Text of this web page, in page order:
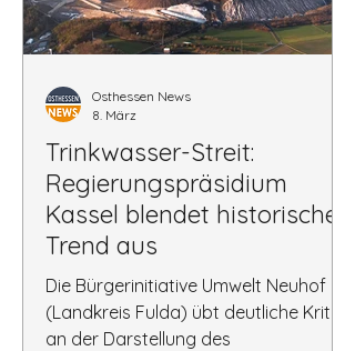
Trinkwasser-Streit:
Regierungspräsidium
Kassel blendet historischen
Trend aus
Die Bürgerinitiative Umwelt Neuhof
(Landkreis Fulda) übt deutliche Kritik
an der Darstellung des
Osthessen News
8. März